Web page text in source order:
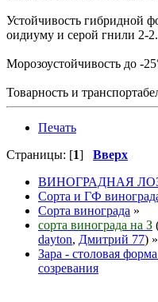
Устойчивость гибридной
оидиуму и серой гнили 2-
Морозоустойчивость до -
Товарность и
Печать
Страницы: [1] Вверх
ВИНОГРАДНАЯ
Сорта и ГФ
Сорта винограда »
сорта винограда на З
dayton, Дмитрий 77) »
Зара - столовая
созревания